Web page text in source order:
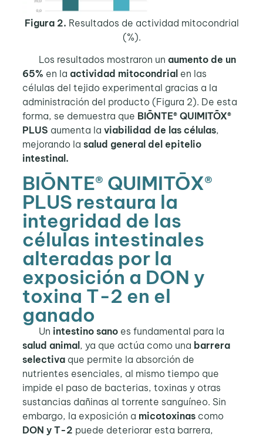
Figura 2. Resultados de actividad mitocondrial
(%).
Los resultados mostraron un aumento de un
65% en la actividad mitocondrialen las
células del tejido experimental gracias a la
administración del producto (Figura 2). De esta
forma, se demuestra que BIŌNTE® QUIMITŌX®
PLUS aumenta la viabilidad de las células,
mejorando la salud general del epitelio
intestinal.
BIŌNTE® QUIMITŌX®
PLUS restaura la
integridad de las
células intestinales
alteradas por la
exposición a DON y
toxina T-2 en el
ganado
Un intestino sanoes fundamental para la
salud animal , ya que actúa como una barrera
selectivaque permite la absorción de
nutrientes esenciales, al mismo tiempo que
impide el paso de bacterias, toxinas y otras
sustancias dañinas al torrente sanguíneo. Sin
embargo, la exposición a micotoxinascomo
DON y T-2 puede deteriorar esta barrera,